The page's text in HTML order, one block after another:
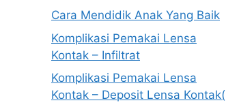
Cara Mendidik Anak Yang Baik
Komplikasi Pemakai Lensa
Kontak – Infiltrat
Komplikasi Pemakai Lensa
Kontak – Deposit Lensa Kontak(